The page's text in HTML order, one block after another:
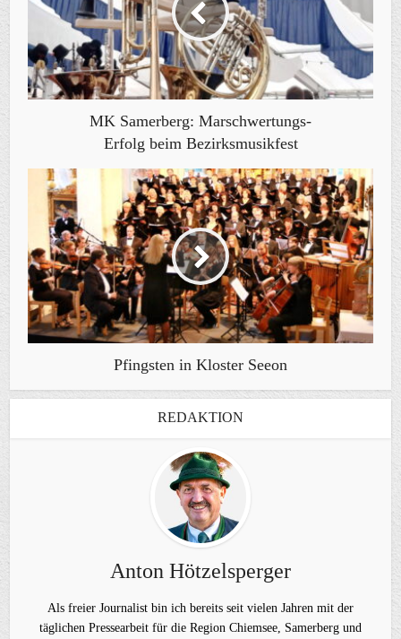
MK Samerberg: Marschwertungs-
Erfolg beim Bezirksmusikfest
Pfingsten in Kloster Seeon
REDAKTION
Anton Hötzelsperger
Als freier Journalist bin ich bereits seit vielen Jahren mit der
täglichen Pressearbeit für die Region Chiemsee, Samerberg und